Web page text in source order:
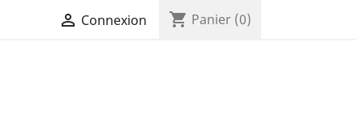
 Connexion shopping_cart Panier (0)